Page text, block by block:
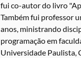
fui co-autor do livro
Também fui professor
anos, ministrando
programação em
Universidade Paulista,